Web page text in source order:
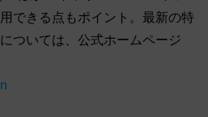
できる点もポイント。最新の特
ついては、公式ホームページ